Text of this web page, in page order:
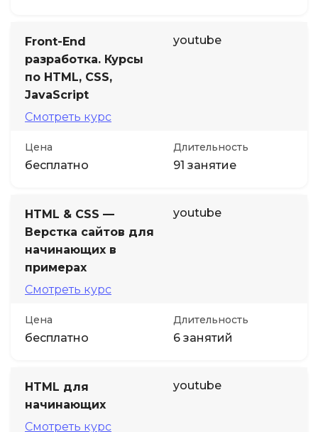
Front-End
разработка. Курсы
по HTML, CSS,
JavaScript
Смотреть курс
youtube
Цена
бесплатно
Длительность
91 занятие
HTML & CSS —
Верстка сайтов для
начинающих в
примерах
Смотреть курс
youtube
Цена
бесплатно
Длительность
6 занятий
HTML для
начинающих
Смотреть курс
youtube